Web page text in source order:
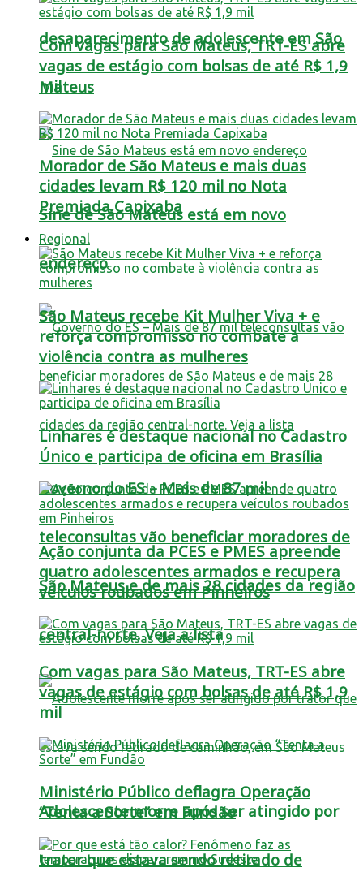
desaparecimento de adolescente em São
Mateus
Sine de São Mateus está em novo
endereço
Governo do ES – Mais de 87 mil
teleconsultas vão beneficiar moradores de
São Mateus e de mais 28 cidades da região
central-norte. Veja a lista
Adolescente morre após ser atingido por
trator que estava sendo retirado de
Com vagas para São Mateus, TRT-ES abre
vagas de estágio com bolsas de até R$ 1,9
mil
Morador de São Mateus e mais duas
cidades levam R$ 120 mil no Nota
Premiada Capixaba
Regional
São Mateus recebe Kit Mulher Viva + e
reforça compromisso no combate à
violência contra as mulheres
Linhares é destaque nacional no Cadastro
Único e participa de oficina em Brasília
Ação conjunta da PCES e PMES apreende
quatro adolescentes armados e recupera
veículos roubados em Pinheiros
Com vagas para São Mateus, TRT-ES abre
vagas de estágio com bolsas de até R$ 1,9
mil
Ministério Público deflagra Operação
“Tenta a Sorte” em Fundão